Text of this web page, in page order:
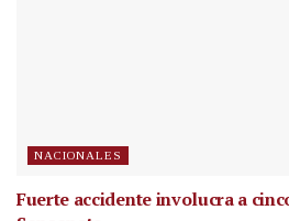
NACIONALES
Fuerte accidente involucra a